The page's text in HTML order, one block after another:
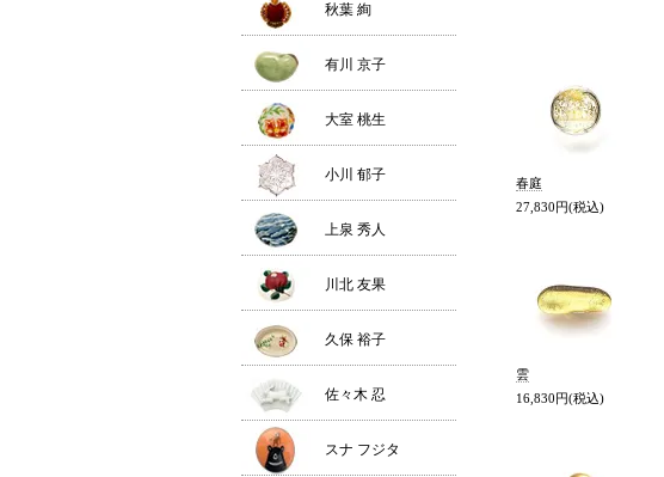
春庭
27,830円(税込)
雲
16,830円(税込)
秋葉 絢
有川 京子
大室 桃生
小川 郁子
上泉 秀人
川北 友果
久保 裕子
佐々木 忍
スナ フジタ